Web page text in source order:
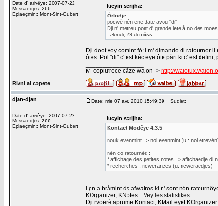
Date d' arivêye: 2007-07-22
Messaedjes: 266
Eplaeçmint: Mont-Sint-Gubert
lucyin scrijha:
Ôrlodje
pocwè nén ene date avou "di"
Dji n' metreu pont d' grande lete å no des moes
=>londi, 29 di måss
Dji doet vey comint fé: i m' dimande di ratourner
ôtes. Pol "di" c' est kécfeye ôte pårt ki c' est
Mi copiutrece cåze walon -> http://
Rivni al copete
djan-djan
Date d' arivêye: 2007-07-22
Messaedjes: 266
Eplaeçmint: Mont-Sint-Gubert
Date: mie 07 avr, 2010 15:49:39 Sudjet:
lucyin scrijha:
Kontact Modêye 4.3.5
nouk evenmint => nol evenmint (u : nol
nén co ratournés :
* affichage des petites notes => afitchaedje di
* recherches : ricwerances (u: ricweraedjes)
I gn a bråmint ds afwaires ki n' sont nén
KOrganizer, KNotes... Vey les statistikes
Dji rvoerè aprume Kontact, KMail eyet KOrganizer